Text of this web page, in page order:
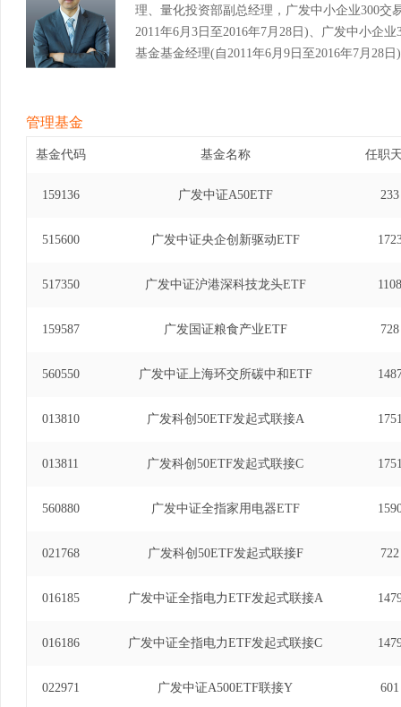
理、量化投资部副总经理，广发中小企业300交
2011年6月3日至2016年7月28日)、广发中小企
基金基金经理(自2011年6月9日至2016年7月28
费交易型开放式指数证券投资基金发起式联接
(自2015年8月18日至2018年12月20日)、广发
券投资基金发起式联接基金基金经理(自2017年
中证全指可选消费交易型开放式指数证券投资
至2021年6月17日)、广发中证全指信息技术交
发起式联接基金基金经理(自2015年1月29日至
指可选消费交易型开放式指数证券投资基金发
基金经理(自2015年5月6日至2021年6月17日)
指数证券投资基金基金经理(自2015年6月25日
日)、广发中证全指家用电器指数型发起式证券
年11月22日)、广发深证100指数证券投资基金
月23日至2024年8月8日)、广发中证沪港深科
管理基金
基金代码 基金名称 任职
159136 广发中证A50ETF 233
515600 广发中证央企创新驱动ETF
517350 广发中证沪港深科技龙头ETF 1108
159587 广发国证粮食产业ETF 728
560550 广发中证上海环交所碳中和ETF
013810 广发科创50ETF发起式联接A
013811 广发科创50ETF发起式联接C
560880 广发中证全指家用电器ETF
021768 广发科创50ETF发起式联接F 722
016185 广发中证全指电力ETF发起式联接A
016186 广发中证全指电力ETF发起式联接C
022971 广发中证A500ETF联接Y 601